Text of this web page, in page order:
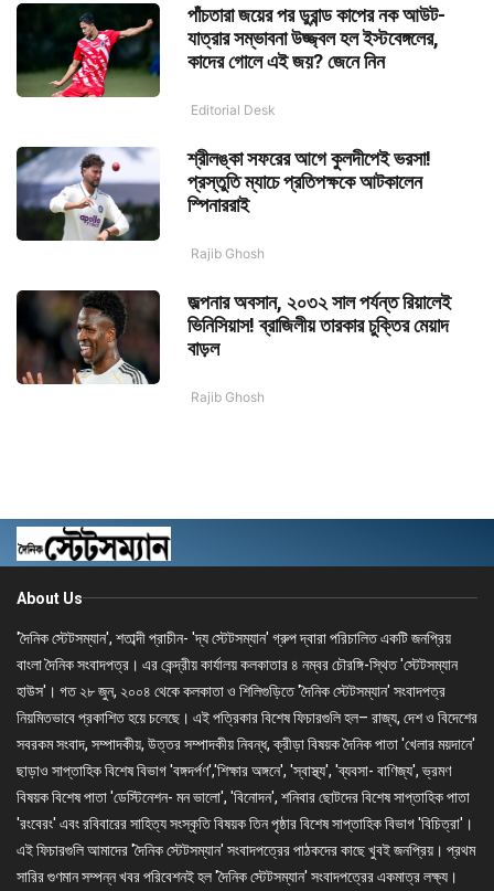
পাঁচতারা জয়ের পর ডুরান্ড কাপের নক আউট-
যাত্রার সম্ভাবনা উজ্জ্বল হল ইস্টবেঙ্গলের,
কাদের গোলে এই জয়? জেনে নিন
Editorial Desk
শ্রীলঙ্কা সফরের আগে কুলদীপেই ভরসা!
প্রস্তুতি ম্যাচে প্রতিপক্ষকে আটকালেন
স্পিনাররাই
Rajib Ghosh
জল্পনার অবসান, ২০৩২ সাল পর্যন্ত রিয়ালেই
ভিনিসিয়াস! ব্রাজিলীয় তারকার চুক্তির মেয়াদ
বাড়ল
Rajib Ghosh
About Us
'দৈনিক স্টেটসম্যান', শতাব্দী প্রাচীন- 'দ্য স্টেটসম্যান' গ্রুপ দ্বারা পরিচালিত একটি জনপ্রিয়
বাংলা দৈনিক সংবাদপত্র। এর কেন্দ্রীয় কার্যালয় কলকাতার ৪ নম্বর চৌরঙ্গি-স্থিত 'স্টেটসম্যান
হাউস'। গত ২৮ জুন, ২০০৪ থেকে কলকাতা ও শিলিগুড়িতে 'দৈনিক স্টেটসম্যান' সংবাদপত্র
নিয়মিতভাবে প্রকাশিত হয়ে চলেছে। এই পত্রিকার বিশেষ ফিচারগুলি হল– রাজ্য, দেশ ও বিদেশের
সবরকম সংবাদ, সম্পাদকীয়, উত্তর সম্পাদকীয় নিবন্ধ, ক্রীড়া বিষয়ক দৈনিক পাতা 'খেলার ময়দানে'
ছাড়াও সাপ্তাহিক বিশেষ বিভাগ 'বঙ্গদর্পণ','শিক্ষার অঙ্গনে', 'স্বাস্থ্য', 'ব্যবসা- বাণিজ্য', ভ্রমণ
বিষয়ক বিশেষ পাতা 'ডেস্টিনেশন- মন ভালো', 'বিনোদন', শনিবার ছোটদের বিশেষ সাপ্তাহিক পাতা
'রংবেরং' এবং রবিবারের সাহিত্য সংস্কৃতি বিষয়ক তিন পৃষ্ঠার বিশেষ সাপ্তাহিক বিভাগ 'বিচিত্রা'।
এই ফিচারগুলি আমাদের 'দৈনিক স্টেটসম্যান' সংবাদপত্রের পাঠকদের কাছে খুবই জনপ্রিয়। প্রথম
সারির গুণমান সম্পন্ন খবর পরিবেশনই হল 'দৈনিক স্টেটসম্যান' সংবাদপত্রের একমাত্র লক্ষ্য।